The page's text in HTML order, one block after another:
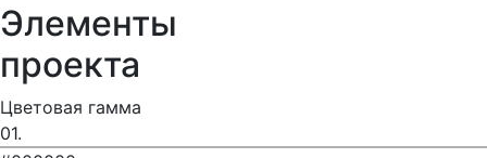
Элементы
проекта
Цветовая гамма
01.